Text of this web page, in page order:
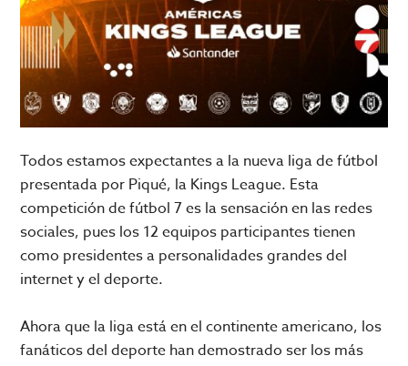
Todos estamos expectantes a la nueva liga de fútbol
presentada por Piqué, la Kings League. Esta
competición de fútbol 7 es la sensación en las redes
sociales, pues los 12 equipos participantes tienen
como presidentes a personalidades grandes del
internet y el deporte.
Ahora que la liga está en el continente americano, los
fanáticos del deporte han demostrado ser los más